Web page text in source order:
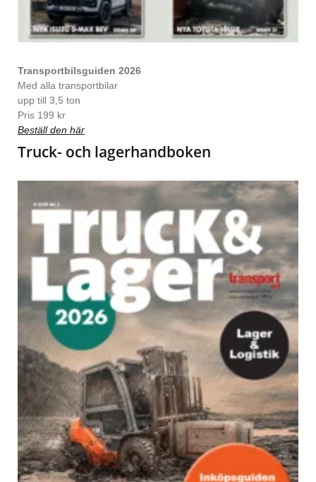
Transportbilsguiden 2026
Med alla transportbilar
upp till 3,5 ton
Pris 199 kr
Beställ den här
Truck- och lagerhandboken